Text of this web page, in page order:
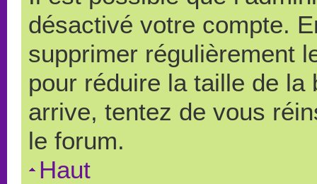
désactivé votre compte.
supprimer régulièrement
pour réduire la taille de
arrive, tentez de vous
le forum.
Haut